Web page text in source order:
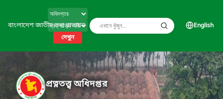
বাংলাদেশ জাতীয় তথ্য বাতায়ন
দেখুন
English
প্রত্নতত্ত্ব অধিদপ্তর